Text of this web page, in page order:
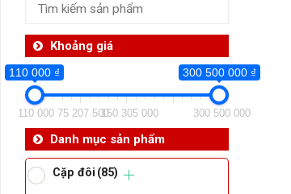
Khoảng giá
110 000 ₫ 300 500 000 ₫
110 000 75 207 500150 305 000 300 500 000
Danh mục sản phẩm
Cặp đôi (85)